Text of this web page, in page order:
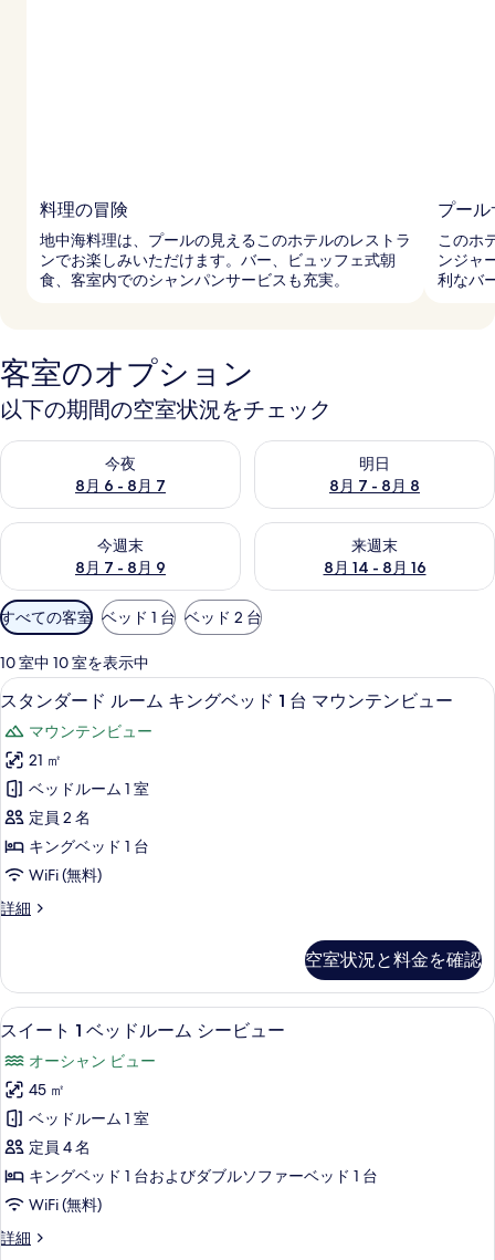
料理の冒険
地中海料理は、プールの見えるこのホテルのレストラ
ンでお楽しみいただけます。バー、ビュッフェ式朝
食、客室内でのシャンパンサービスも充実。
プー
このホ
ンジャ
利なバ
客室のオプション
以下の期間の空室状況をチェック
今夜
8月 6 - 8月 7
今夜 8月 6 - 8月 7 の空室状況をチェック
明日
8月 7 - 8月 8
明日 8月 7 - 8月 8 の空室状況
今週末
8月 7 - 8月 9
今週末 8月 7 - 8月 9 の空室状況をチェック
来週末
8月 14 - 8月 16
来週末 8月 14 - 8月 16 の空室
利
用
可
能
な
客
室
の
絞
り
込
み
条
すべての客室 ベッド 1 台 ベッド 2 台
10 室中 10 室を表示中
ス
ン
ダ
ー
ド
ル
ー
ム
ン
グ
ベ
ッ
ド
台
マ
ウ
ン
スタンダード ルーム キングベッド
9
スタンダード ルーム キングベッド 1 台 マウンテンビュー
マウンテンビュー
21 ㎡
ベッドルーム 1 室
定員 2 名
キングベッド 1 台
WiFi (無料)
詳細
ス
ー
ド
ル
ム
キ
ン
グ
ベ
ッ
ド
マ
空室状況と料金を確認
ス
ー
ト
ベ
ッ
ド
ル
スイート 1 ベッドルーム シービュ
7
スイート 1 ベッドルーム シービュー
オーシャン ビュー
45 ㎡
ベッドルーム 1 室
定員 4 名
キングベッド 1 台およびダブルソファーベッド 1 台
WiFi (無料)
詳細
ス